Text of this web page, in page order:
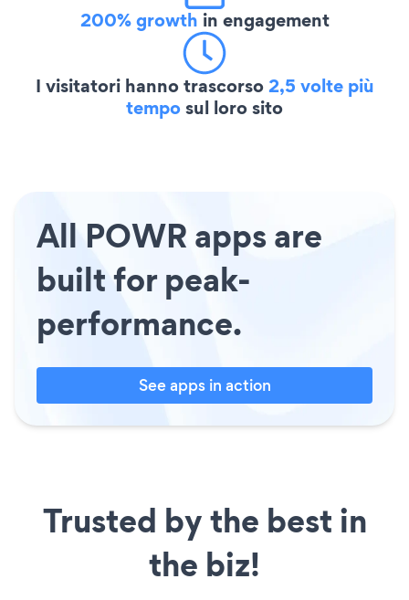
200% growth in engagement
I visitatori hanno trascorso2,5 volte più
temposul loro sito
All POWR apps are
built for peak-
performance.
See apps in action
Trusted by the best in
the biz!